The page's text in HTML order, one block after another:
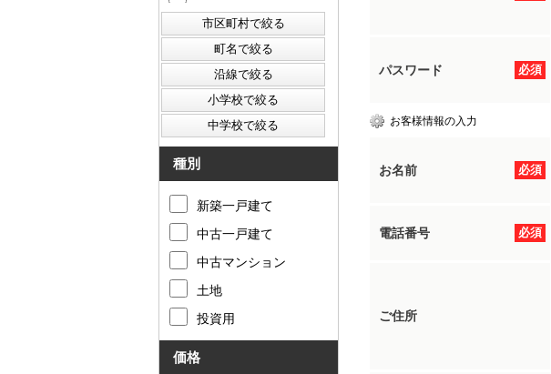
必須
パスワード
お客様情報の入力
必須
お名前
必須
電話番号
ご住所
種別
新築一戸建て
中古一戸建て
中古マンション
土地
投資用
価格